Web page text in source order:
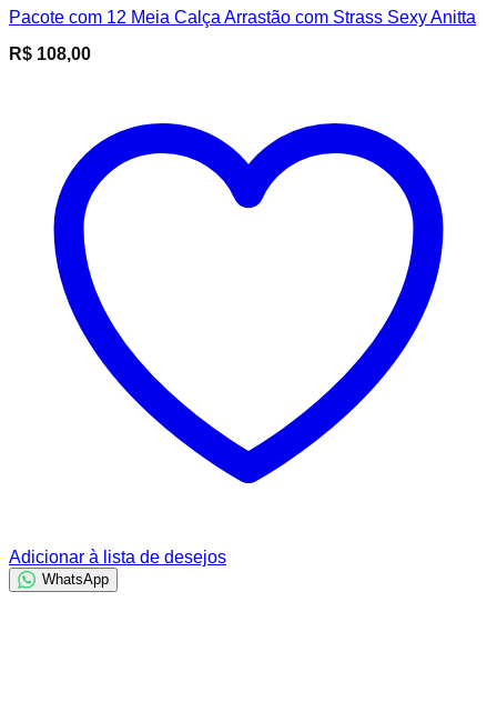
Pacote com 12 Meia Calça Arrastão com Strass Sexy Anitta
R$ 108,00
Adicionar à lista de desejos
WhatsApp